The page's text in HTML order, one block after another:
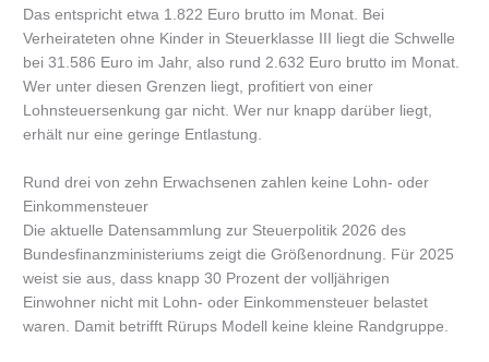
Das entspricht etwa 1.822 Euro brutto im Monat. Bei
Verheirateten ohne Kinder in Steuerklasse III liegt die Schwelle
bei 31.586 Euro im Jahr, also rund 2.632 Euro brutto im Monat.
Wer unter diesen Grenzen liegt, profitiert von einer
Lohnsteuersenkung gar nicht. Wer nur knapp darüber liegt,
erhält nur eine geringe Entlastung.
Rund drei von zehn Erwachsenen zahlen keine Lohn- oder
Einkommensteuer
Die aktuelle Datensammlung zur Steuerpolitik 2026 des
Bundesfinanzministeriums zeigt die Größenordnung. Für 2025
weist sie aus, dass knapp 30 Prozent der volljährigen
Einwohner nicht mit Lohn- oder Einkommensteuer belastet
waren. Damit betrifft Rürups Modell keine kleine Randgruppe.